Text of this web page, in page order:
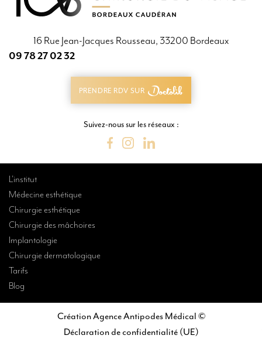
PRENDRE RDV SUR
16 Rue Jean-Jacques Rousseau, 33200 Bordeaux
09 78 27 02 32
Suivez-nous sur les réseaux :
L’institut
Médecine esthétique
Chirurgie esthétique
Chirurgie des mâchoires
Implantologie
Chirurgie dermatologique
Tarifs
Blog
Création Agence Antipodes Médical ©
Déclaration de confidentialité (UE)